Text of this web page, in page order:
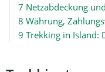
7 Netzabdeckung
8 Währung,
9 Trekking in Island: